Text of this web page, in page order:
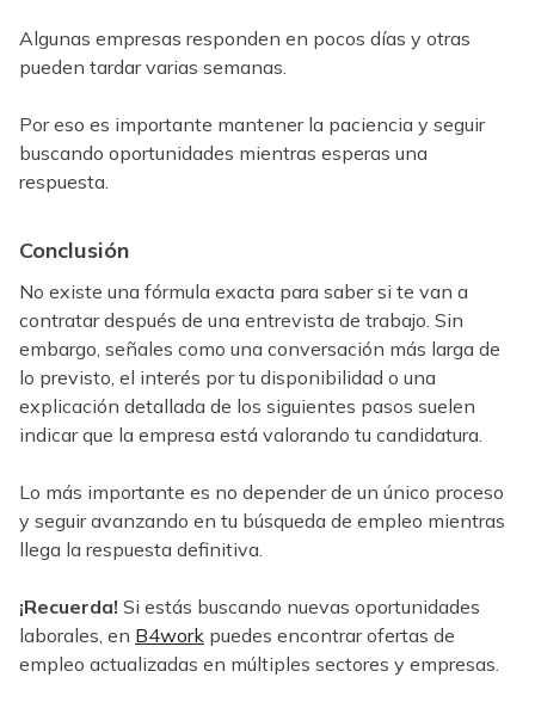
Algunas empresas responden en pocos días y otras
pueden tardar varias semanas.
Por eso es importante mantener la paciencia y seguir
buscando oportunidades mientras esperas una
respuesta.
Conclusión
No existe una fórmula exacta para saber si te van a
contratar después de una entrevista de trabajo. Sin
embargo, señales como una conversación más larga de
lo previsto, el interés por tu disponibilidad o una
explicación detallada de los siguientes pasos suelen
indicar que la empresa está valorando tu candidatura.
Lo más importante es no depender de un único proceso
y seguir avanzando en tu búsqueda de empleo mientras
llega la respuesta definitiva.
¡Recuerda! Si estás buscando nuevas oportunidades
laborales, en B4work puedes encontrar ofertas de
empleo actualizadas en múltiples sectores y empresas.